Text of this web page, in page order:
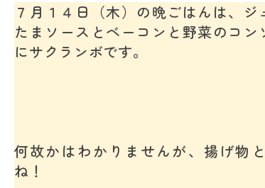
７月１４日（木）の晩ごはんは、
たまソースとベーコンと野菜のコ
にサクランボです。
何故かはわかりませんが、揚げ物
ね！